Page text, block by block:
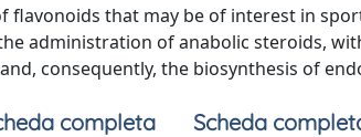
flavonoids that may be of interest in
administration of anabolic steroids,
consequently, the biosynthesis of
completa Scheda